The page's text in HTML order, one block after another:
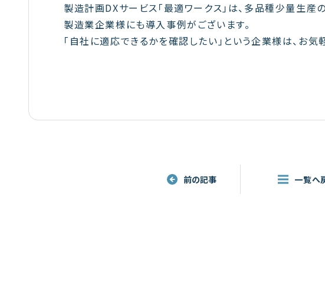
製造計画DXサービス「最適ワークス」は、多品種少量生
製造業企業様にも導入事例がございます。
「自社に適応できるかを確認したい」という企業様は、お気
前の記事 一覧へ